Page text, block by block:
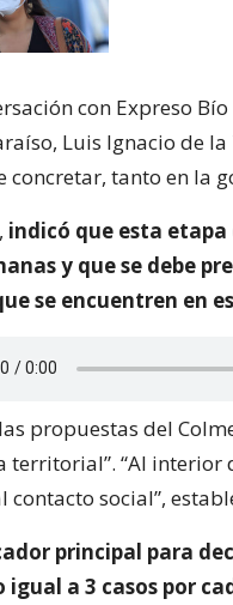
con Expreso
Luis Ignacio de
concretar, tanto en la
indicó que esta
y que se debe
se encuentren en
propuestas del
territorial”. “Al
contacto social”,
principal para
igual a 3 casos por